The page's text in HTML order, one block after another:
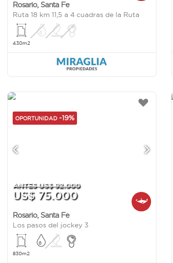
Rosario, Santa Fe
Ruta 18 km 11,5 a 4 cuadras de la Ruta
430m2
OPORTUNIDAD -19%
ANTES US$ 92.000
US$ 75.000
Rosario, Santa Fe
Los pasos del jockey 3
830m2